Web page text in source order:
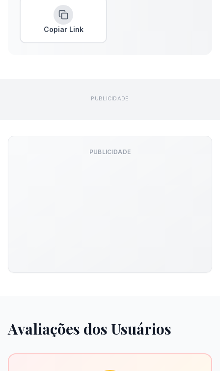
Copiar Link
PUBLICIDADE
PUBLICIDADE
Avaliações dos Usuários